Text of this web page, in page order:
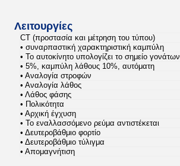
Λειτουργίες
CT (προστασία και μέτρηση του τύπου)
• συναρπαστική χαρακτηριστική καμπύλη
• Το αυτοκίνητο υπολογίζει το σημείο γονάτων
• 5%, καμπύλη λάθους 10%, αυτόματη
• Αναλογία στροφών
• Αναλογία λάθος
• Λάθος φάσης
• Πολικότητα
• Αρχική έγχυση
• Το εναλλασσόμενο ρεύμα αντιστέκεται
• Δευτεροβάθμιο φορτίο
• Δευτεροβάθμιο τύλιγμα
• Απομαγνήτιση